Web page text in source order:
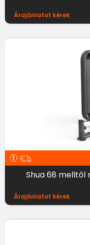
Árajánlatot kérek
Shua 68 melltől
Árajánlatot kérek